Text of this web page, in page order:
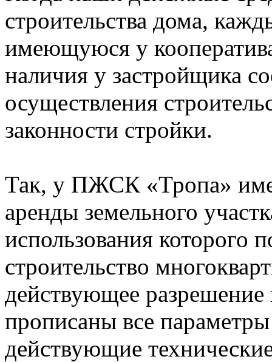
строительства дома,
имеющуюся у
наличия у застройщика
осуществления
законности стройки.
Так, у ПЖСК «Тропа»
аренды земельного
использования которого
строительство
действующее разрешение
прописаны все параметры
действующие